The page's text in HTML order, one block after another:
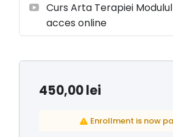
Curs Arta Terapiei
acces online
450,00lei
Enrollment is now